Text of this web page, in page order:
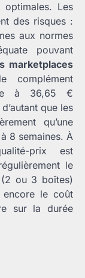
Les
des risques :
aux normes
pouvant
marketplaces
à 36,65 €
que les
qu’une
8 semaines. À
prix est
le
ou 3 boîtes)
encore le coût
sur la durée